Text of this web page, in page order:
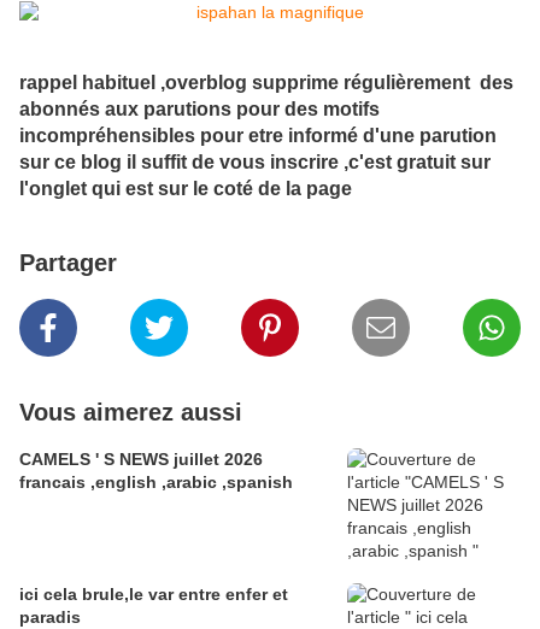
rappel habituel ,overblog supprime régulièrement des
abonnés aux parutions pour des motifs
incompréhensibles pour etre informé d'une parution
sur ce blog il suffit de vous inscrire ,c'est gratuit sur
l'onglet qui est sur le coté de la page
Partager
Vous aimerez aussi
CAMELS ' S NEWS juillet 2026
francais ,english ,arabic ,spanish
ici cela brule,le var entre enfer et
paradis